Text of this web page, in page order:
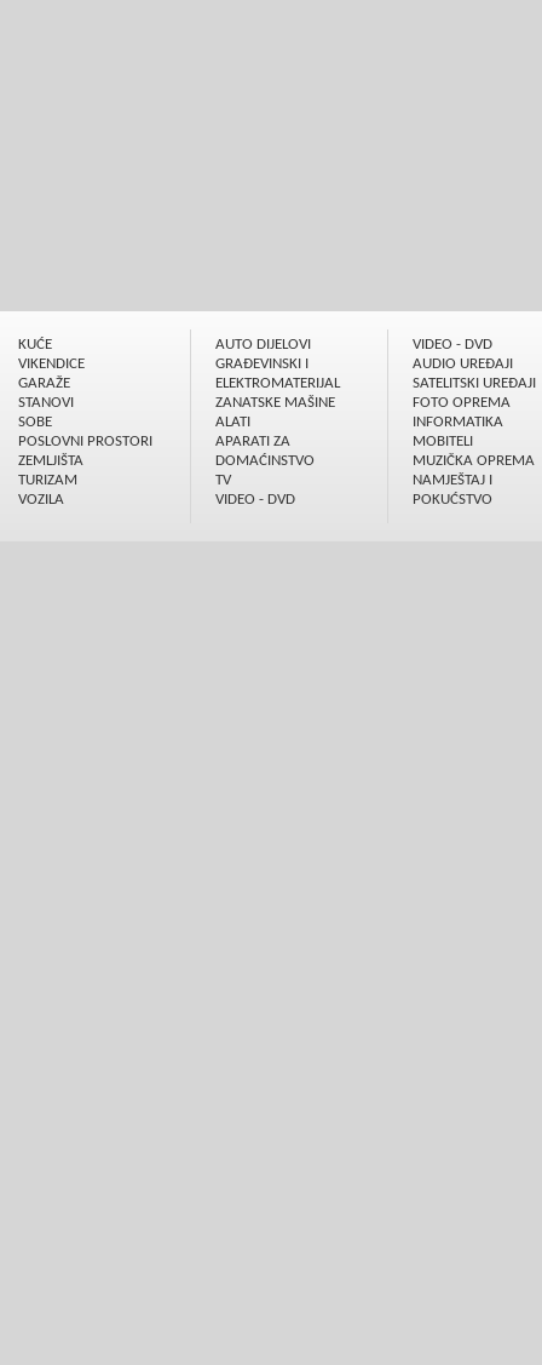
KUĆE
VIKENDICE
GARAŽE
STANOVI
SOBE
POSLOVNI PROSTORI
ZEMLJIŠTA
TURIZAM
VOZILA
AUTO DIJELOVI
GRAÐEVINSKI I
ELEKTROMATERIJAL
ZANATSKE MAŠINE
ALATI
APARATI ZA
DOMAĆINSTVO
TV
VIDEO - DVD
VIDEO - DVD
AUDIO UREÐAJI
SATELITSKI UREÐAJI
FOTO OPREMA
INFORMATIKA
MOBITELI
MUZIČKA OPREMA
NAMJEŠTAJ I
POKUĆSTVO